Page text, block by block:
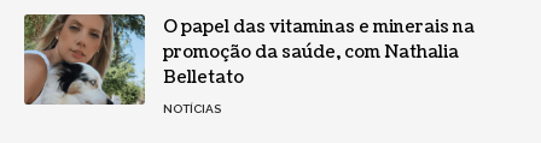
O papel das vitaminas e minerais na
promoção da saúde, com Nathalia
Belletato
NOTÍCIAS